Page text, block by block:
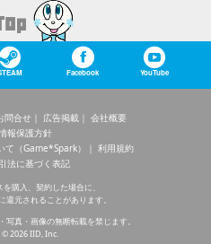
Facebook YouTube
問合せ 広告掲載
会社概要
報保護方針
て（Game*Spark）
利用規約
法に基づく表記
購入、契約した場合に、
元されることがあります。
真・画像の無断転載を禁じます。
2026 IID, Inc.